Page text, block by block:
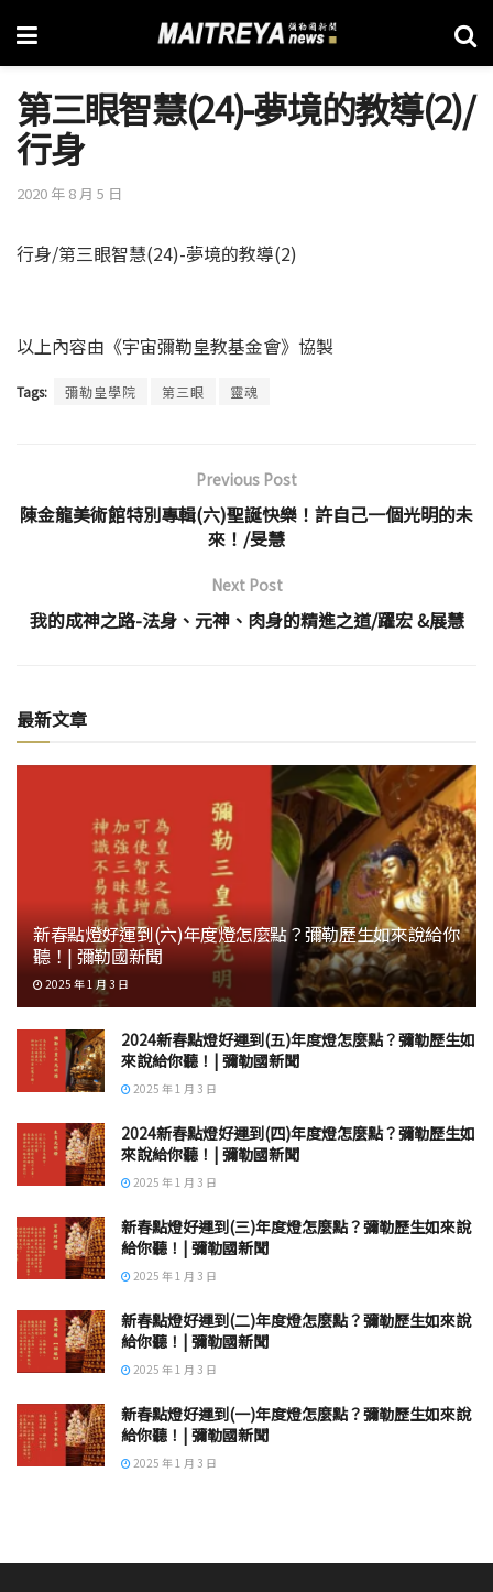
第三眼智慧(24)-夢境的教導(2)/
行身
2020 年 8 月 5 日
行身/第三眼智慧(24)-夢境的教導(2)
以上內容由《宇宙彌勒皇教基金會》協製
Tags: 彌勒皇學院 第三眼 靈魂
Previous Post
陳金龍美術館特別專輯(六)聖誕快樂！許自己一個光明的未
來！/旻慧
Next Post
我的成神之路-法身、元神、肉身的精進之道/躍宏 &展慧
最新文章
新春點燈好運到(六)年度燈怎麼點？彌勒歷生如來說給你
聽！| 彌勒國新聞
2025 年 1 月 3 日
2024新春點燈好運到(五)年度燈怎麼點？彌勒歷生如
來說給你聽！| 彌勒國新聞
2025 年 1 月 3 日
2024新春點燈好運到(四)年度燈怎麼點？彌勒歷生如
來說給你聽！| 彌勒國新聞
2025 年 1 月 3 日
新春點燈好運到(三)年度燈怎麼點？彌勒歷生如來說
給你聽！| 彌勒國新聞
2025 年 1 月 3 日
新春點燈好運到(二)年度燈怎麼點？彌勒歷生如來說
給你聽！| 彌勒國新聞
2025 年 1 月 3 日
新春點燈好運到(一)年度燈怎麼點？彌勒歷生如來說
給你聽！| 彌勒國新聞
2025 年 1 月 3 日